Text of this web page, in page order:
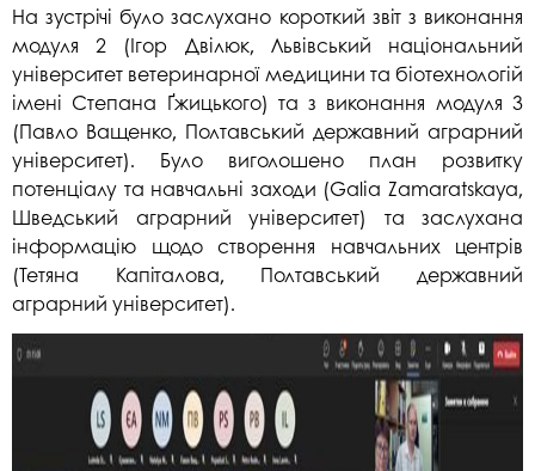
На зустрічі було заслухано короткий звіт з виконання
модуля 2 (Ігор Двілюк, Львівський національний
університет ветеринарної медицини та біотехнологій
імені Степана Ґжицького) та з виконання модуля 3
(Павло Ващенко, Полтавський державний аграрний
університет). Було виголошено план розвитку
потенціалу та навчальні заходи (Galia Zamaratskaya,
Шведський аграрний університет) та заслухана
інформацію щодо створення навчальних центрів
(Тетяна Капіталова, Полтавський державний
аграрний університет).